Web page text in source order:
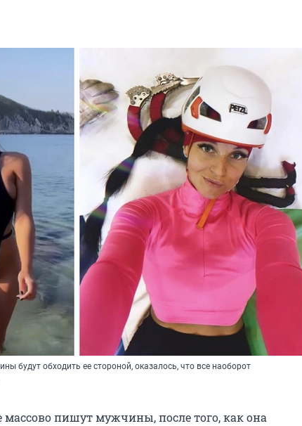
будут обходить ее стороной, оказалось, что все наоборот
массово пишут мужчины, после того, как она